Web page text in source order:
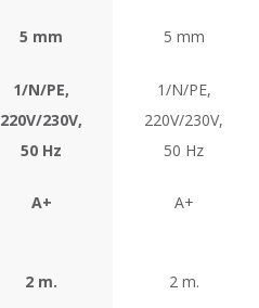
5 mm 5 mm
1/N/PE,
220V/230V,
50 Hz
1/N/PE,
220V/230V,
50 Hz
A+ A+
2 m. 2 m.